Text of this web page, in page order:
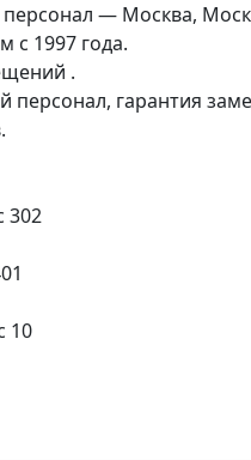
— Москва,
с 1997 года.
.
гарантия
302
10